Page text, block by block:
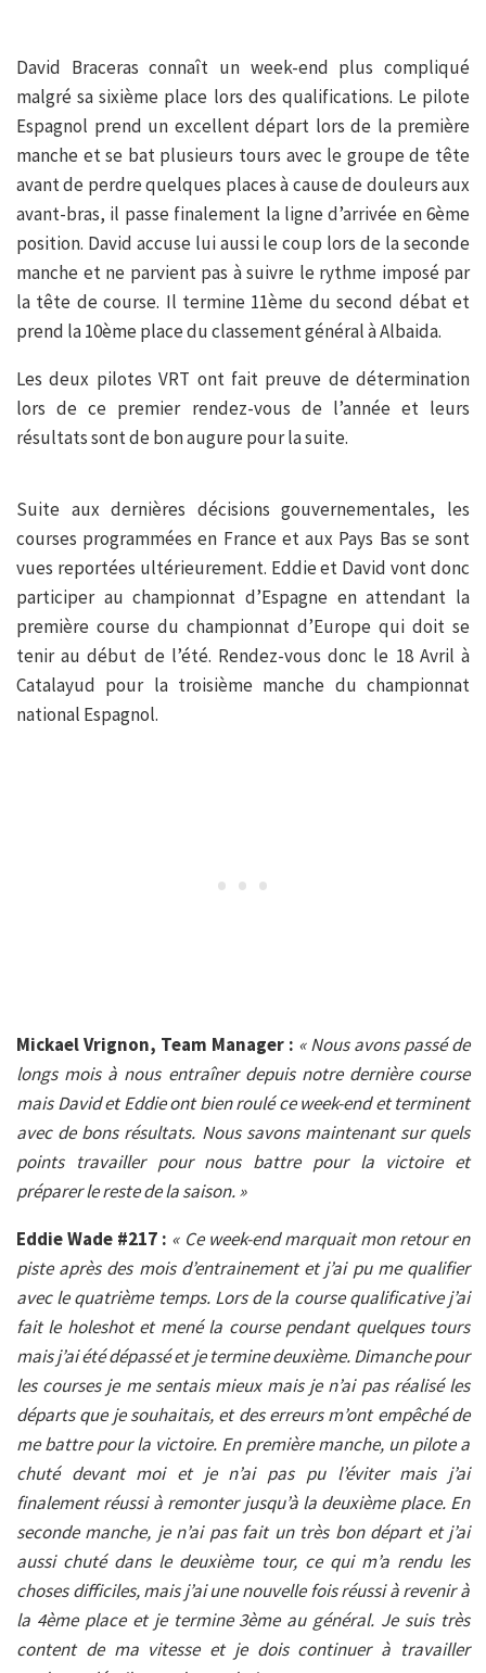
David Braceras connaît un week-end plus compliqué
malgré sa sixième place lors des qualifications. Le pilote
Espagnol prend un excellent départ lors de la première
manche et se bat plusieurs tours avec le groupe de tête
avant de perdre quelques places à cause de douleurs aux
avant-bras, il passe finalement la ligne d’arrivée en 6ème
position. David accuse lui aussi le coup lors de la seconde
manche et ne parvient pas à suivre le rythme imposé par
la tête de course. Il termine 11ème du second débat et
prend la 10ème place du classement général à Albaida.
Les deux pilotes VRT ont fait preuve de détermination
lors de ce premier rendez-vous de l’année et leurs
résultats sont de bon augure pour la suite.
Suite aux dernières décisions gouvernementales, les
courses programmées en France et aux Pays Bas se sont
vues reportées ultérieurement. Eddie et David vont donc
participer au championnat d’Espagne en attendant la
première course du championnat d’Europe qui doit se
tenir au début de l’été. Rendez-vous donc le 18 Avril à
Catalayud pour la troisième manche du championnat
national Espagnol.
Mickael Vrignon, Team Manager : « Nous avons passé de
longs mois à nous entraîner depuis notre dernière course
mais David et Eddie ont bien roulé ce week-end et terminent
avec de bons résultats. Nous savons maintenant sur quels
points travailler pour nous battre pour la victoire et
préparer le reste de la saison. »
Eddie Wade #217 : « Ce week-end marquait mon retour en
piste après des mois d’entrainement et j’ai pu me qualifier
avec le quatrième temps. Lors de la course qualificative j’ai
fait le holeshot et mené la course pendant quelques tours
mais j’ai été dépassé et je termine deuxième. Dimanche pour
les courses je me sentais mieux mais je n’ai pas réalisé les
départs que je souhaitais, et des erreurs m’ont empêché de
me battre pour la victoire. En première manche, un pilote a
chuté devant moi et je n’ai pas pu l’éviter mais j’ai
finalement réussi à remonter jusqu’à la deuxième place. En
seconde manche, je n’ai pas fait un très bon départ et j’ai
aussi chuté dans le deuxième tour, ce qui m’a rendu les
choses difficiles, mais j’ai une nouvelle fois réussi à revenir à
la 4ème place et je termine 3ème au général. Je suis très
content de ma vitesse et je dois continuer à travailler